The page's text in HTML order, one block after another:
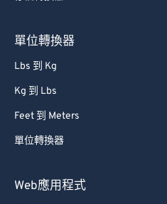
單位轉換器
Lbs 到 Kg
Kg 到 Lbs
Feet 到 Meters
單位轉換器
Web應用程式